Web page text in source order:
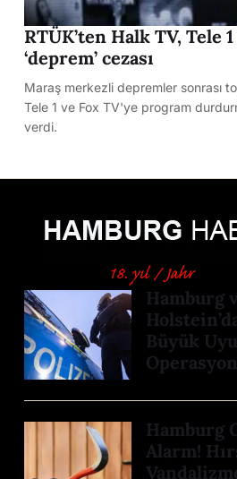
RTÜK’ten Halk TV, Tele 1
‘deprem’ cezası
Maraş merkezli depremler sonrası
Tele 1 ve Fox TV'ye program
verdi.
Hamburg
Büyük
Hamburg
Alarm!